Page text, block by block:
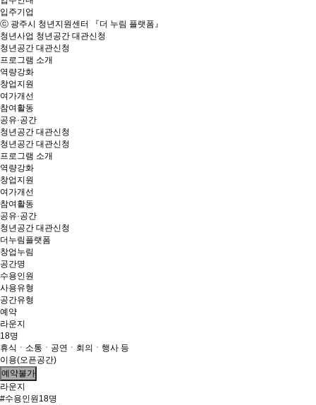
입주기업
ⓒ 광주시 청년지원센터 『더 누림 플랫폼』
청년사업 청년공간 대관신청
청년공간 대관신청
프로그램 소개
역량강화
창업지원
여가개선
참여활동
공유·공간
청년공간 대관신청
청년공간 대관신청
프로그램 소개
역량강화
창업지원
여가개선
참여활동
공유·공간
청년공간 대관신청
더누림플랫폼
창업누림
공간명
수용인원
사용유형
공간유형
예약
라운지
18명
휴식ㆍ소통ㆍ공연ㆍ회의ㆍ행사 등
이용(오픈공간)
예약불가
라운지
#수용인원18명